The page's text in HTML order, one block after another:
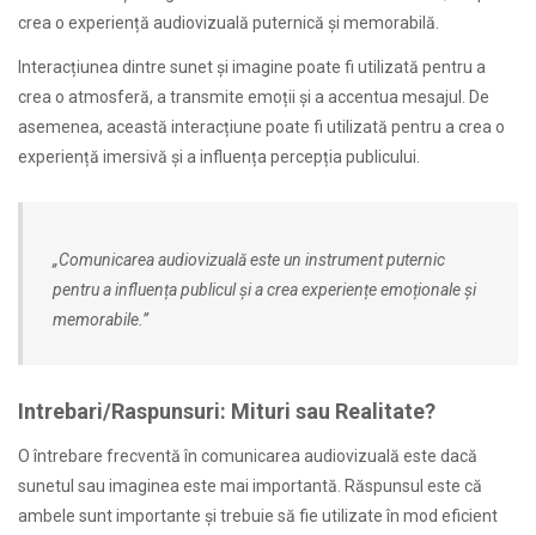
crea o experiență audiovizuală puternică și memorabilă.
Interacțiunea dintre sunet și imagine poate fi utilizată pentru a
crea o atmosferă, a transmite emoții și a accentua mesajul. De
asemenea, această interacțiune poate fi utilizată pentru a crea o
experiență imersivă și a influența percepția publicului.
„Comunicarea audiovizuală este un instrument puternic
pentru a influența publicul și a crea experiențe emoționale și
memorabile.”
Intrebari/Raspunsuri: Mituri sau Realitate?
O întrebare frecventă în comunicarea audiovizuală este dacă
sunetul sau imaginea este mai importantă. Răspunsul este că
ambele sunt importante și trebuie să fie utilizate în mod eficient